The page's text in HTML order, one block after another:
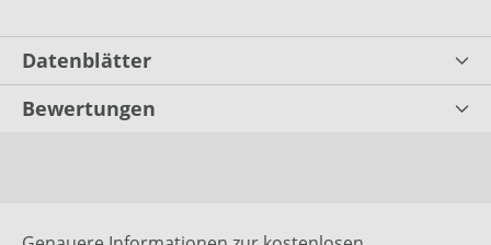
Datenblätter
Bewertungen